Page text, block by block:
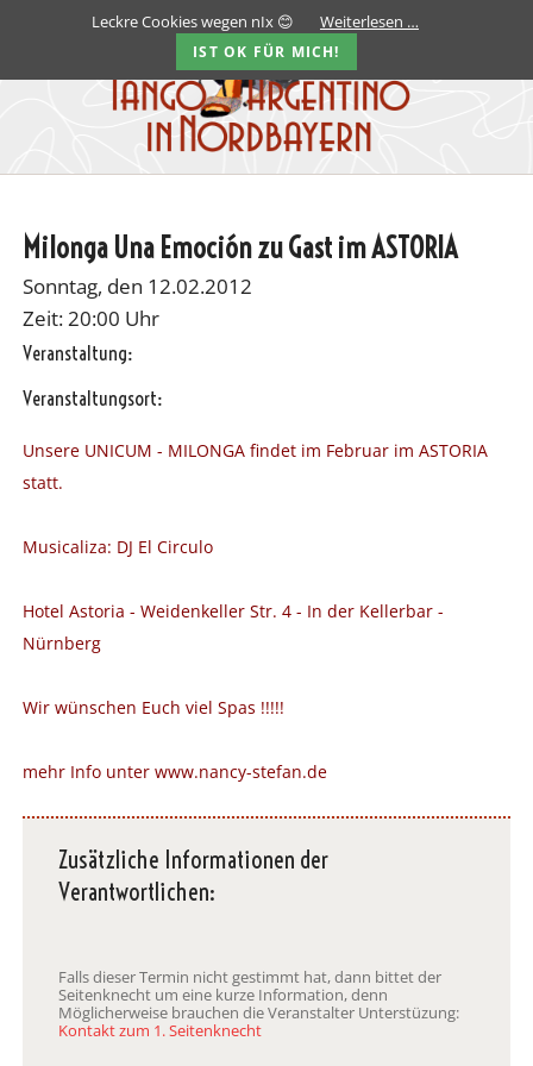
Milonga Una Emoción zu Gast im ASTORIA
Sonntag, den 12.02.2012
Zeit: 20:00 Uhr
Veranstaltung:
Veranstaltungsort:
Unsere UNICUM - MILONGA findet im Februar im ASTORIA
statt.
Musicaliza: DJ El Circulo
Hotel Astoria - Weidenkeller Str. 4 - In der Kellerbar -
Nürnberg
Wir wünschen Euch viel Spas !!!!!
mehr Info unter www.nancy-stefan.de
Zusätzliche Informationen der
Verantwortlichen:
Falls dieser Termin nicht gestimmt hat, dann bittet der
Seitenknecht um eine kurze Information, denn
Möglicherweise brauchen die Veranstalter Unterstüzung:
Kontakt zum 1. Seitenknecht
Leckre Cookies wegen nIx 😊 Weiterlesen …
IST OK FÜR MICH!